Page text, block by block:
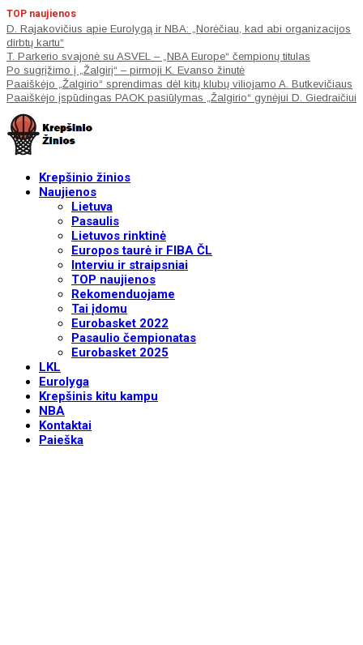
TOP naujienos
D. Rajakovičius apie Eurolygą ir NBA: „Norėčiau, kad abi organizacijos
dirbtų kartu“
T. Parkerio svajonė su ASVEL – „NBA Europe“ čempionų titulas
Po sugrįžimo į „Žalgirį“ – pirmoji K. Evanso žinutė
Paaiškėjo „Žalgirio“ sprendimas dėl kitų klubų viliojamo A. Butkevičiaus
Paaiškėjo įspūdingas PAOK pasiūlymas „Žalgirio“ gynėjui D. Giedraičiui
Krepšinio žinios
Naujienos
Lietuva
Pasaulis
Lietuvos rinktinė
Europos taurė ir FIBA ČL
Interviu ir straipsniai
TOP naujienos
Rekomenduojame
Tai įdomu
Eurobasket 2022
Pasaulio čempionatas
Eurobasket 2025
LKL
Eurolyga
Krepšinis kitu kampu
NBA
Kontaktai
Paieška